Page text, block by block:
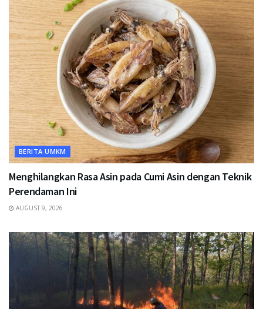
BERITA UMKM
Menghilangkan Rasa Asin pada Cumi Asin dengan Teknik
Perendaman Ini
AUGUST 9, 2026